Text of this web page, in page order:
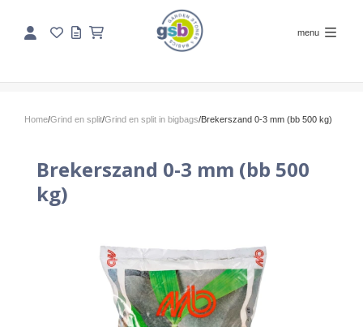
menu
Home/Grind en split/Grind en split in bigbags/Brekerszand 0-3 mm (bb 500 kg)
Brekerszand 0-3 mm (bb 500
kg)